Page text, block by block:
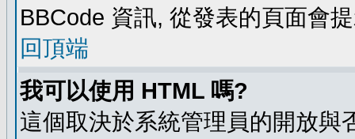
BBCode 資訊, 從發表的頁面會
回頂端
我可以使用 HTML 嗎?
這個取決於系統管理員的開放與